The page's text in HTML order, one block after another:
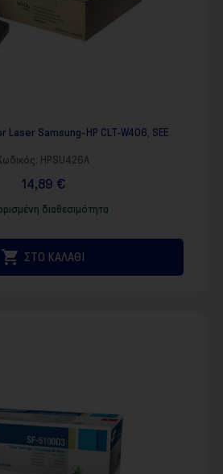
Laser Samsung-HP CLT-W406, SEE
HPSU426A
14,89 €
διαθεσιμότητα
 ΣΤΟ ΚΑΛΑΘΙ